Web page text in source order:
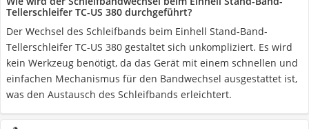
Tellerschleifer TC-US 380 durchgeführt?
Der Wechsel des Schleifbands beim Einhell Stand-Band-
Tellerschleifer TC-US 380 gestaltet sich unkompliziert. Es wird
kein Werkzeug benötigt, da das Gerät mit einem schnellen und
einfachen Mechanismus für den Bandwechsel ausgestattet ist,
was den Austausch des Schleifbands erleichtert.